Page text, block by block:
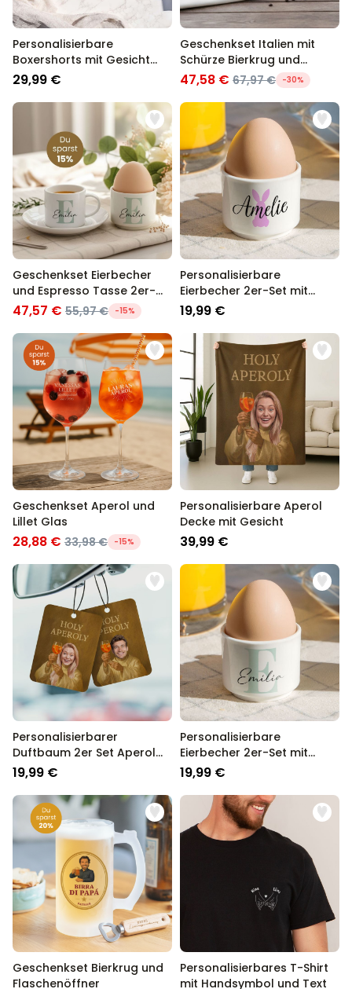
Personalisierbare
Boxershorts mit Gesicht
und Hasenohren
29,99 €
Geschenkset Italien mit
Schürze Bierkrug und
Espresso Tasse
47,58 € 67,97 € -30%
Geschenkset Eierbecher
und Espresso Tasse 2er-
Set
47,57 € 55,97 € -15%
Personalisierbare
Eierbecher 2er-Set mit
Symbol und Name
19,99 €
Geschenkset Aperol und
Lillet Glas
28,88 € 33,98 € -15%
Personalisierbare Aperol
Decke mit Gesicht
39,99 €
Personalisierbarer
Duftbaum 2er Set Aperol
mit Gesicht
19,99 €
Personalisierbare
Eierbecher 2er-Set mit
Monogramm
19,99 €
Geschenkset Bierkrug und
Flaschenöffner
Personalisierbares T-Shirt
mit Handsymbol und Text